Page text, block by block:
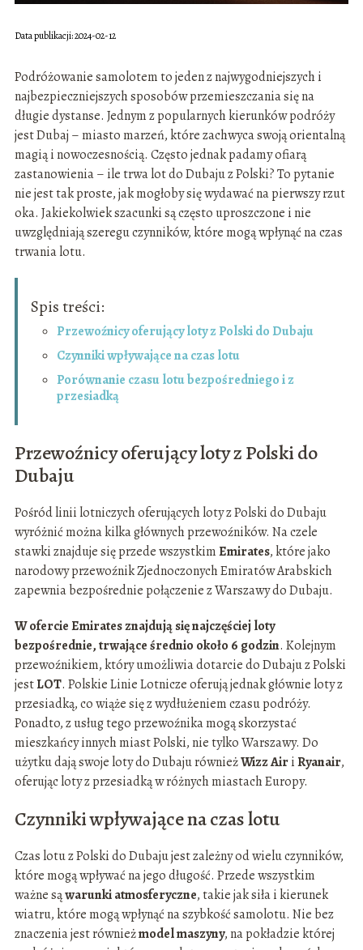
Data publikacji: 2024-02-12
Podróżowanie samolotem to jeden z najwygodniejszych i
najbezpieczniejszych sposobów przemieszczania się na
długie dystanse. Jednym z popularnych kierunków podróży
jest Dubaj – miasto marzeń, które zachwyca swoją orientalną
magią i nowoczesnością. Często jednak padamy ofiarą
zastanowienia – ile trwa lot do Dubaju z Polski? To pytanie
nie jest tak proste, jak mogłoby się wydawać na pierwszy rzut
oka. Jakiekolwiek szacunki są często uproszczone i nie
uwzględniają szeregu czynników, które mogą wpłynąć na czas
trwania lotu.
Spis treści:
Przewoźnicy oferujący loty z Polski do Dubaju
Czynniki wpływające na czas lotu
Porównanie czasu lotu bezpośredniego i z
przesiadką
Przewoźnicy oferujący loty z Polski do
Dubaju
Pośród linii lotniczych oferujących loty z Polski do Dubaju
wyróżnić można kilka głównych przewoźników. Na czele
stawki znajduje się przede wszystkimEmirates, które jako
narodowy przewoźnik Zjednoczonych Emiratów Arabskich
zapewnia bezpośrednie połączenie z Warszawy do Dubaju.
W ofercie Emirates znajdują się najczęściej loty
bezpośrednie, trwające średnio około 6 godzin. Kolejnym
przewoźnikiem, który umożliwia dotarcie do Dubaju z Polski
jestLOT. Polskie Linie Lotnicze oferują jednak głównie loty z
przesiadką, co wiąże się z wydłużeniem czasu podróży.
Ponadto, z usług tego przewoźnika mogą skorzystać
mieszkańcy innych miast Polski, nie tylko Warszawy. Do
użytku dają swoje loty do Dubaju równieżWizz AiriRyanair,
oferując loty z przesiadką w różnych miastach Europy.
Czynniki wpływające na czas lotu
Czas lotu z Polski do Dubaju jest zależny od wielu czynników,
które mogą wpływać na jego długość. Przede wszystkim
ważne sąwarunki atmosferyczne, takie jak siła i kierunek
wiatru, które mogą wpłynąć na szybkość samolotu. Nie bez
znaczenia jest równieżmodel maszyny, na pokładzie której